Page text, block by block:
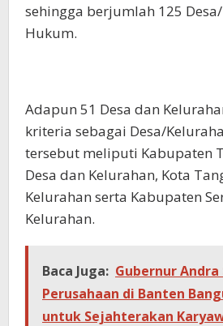
sehingga berjumlah 125
Hukum.
Adapun 51 Desa dan
kriteria sebagai Desa/
tersebut meliputi Kabupaten
Desa dan Kelurahan, Kota
Kelurahan serta Kabupaten
Kelurahan.
Baca Juga: Gubernur
Perusahaan di Banten
untuk Sejahterakan